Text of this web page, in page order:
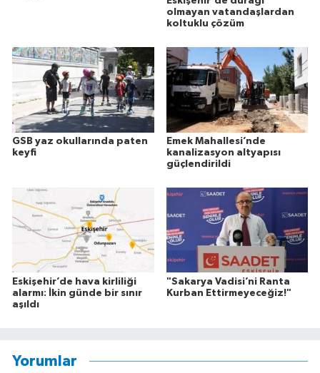
olmayan vatandaşlardan
koltuklu çözüm
GSB yaz okullarında paten
keyfi
Emek Mahallesi’nde
kanalizasyon altyapısı
güçlendirildi
Eskişehir’de hava kirliliği
alarmı: İkin günde bir sınır
aşıldı
"Sakarya Vadisi’ni Ranta
Kurban Ettirmeyeceğiz!"
Yorumlar